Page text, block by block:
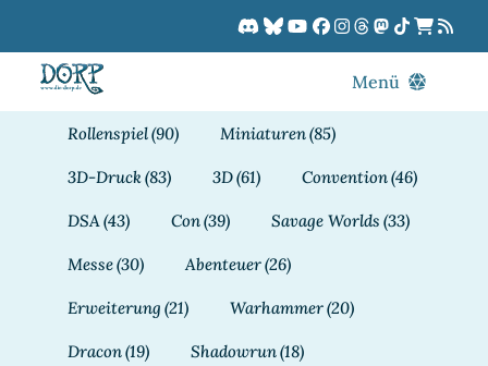
springen
Menü
Rollenspiel(90) Miniaturen(85)
3D-Druck(83) 3D(61) Convention(46)
DSA (43) Con(39) Savage Worlds (33)
Messe(30) Abenteuer(26)
Erweiterung (21) Warhammer(20)
Dracon(19) Shadowrun(18)